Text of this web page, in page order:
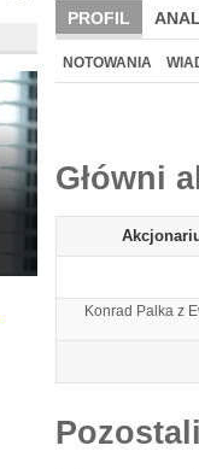
PROFIL
BR LAB
NOTOWANIA
Główni
Konrad Palka z